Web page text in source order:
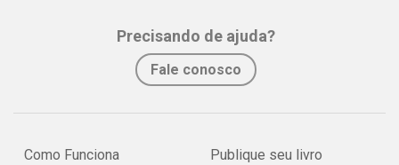
Precisando de ajuda?
Fale conosco
Como Funciona
Publique seu livro